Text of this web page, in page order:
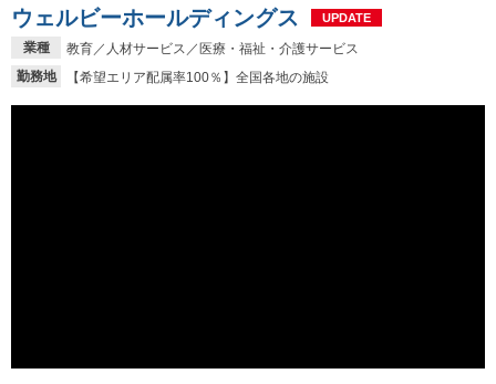
業種
教育／人材サービス／医療・福祉・介護サービス
勤務地
【希望エリア配属率100％】全国各地の施設
ウェルビーホールディングス UPDATE